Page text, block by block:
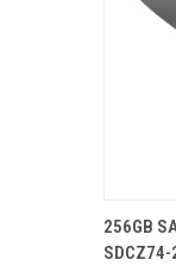
256GB
SDCZ74-